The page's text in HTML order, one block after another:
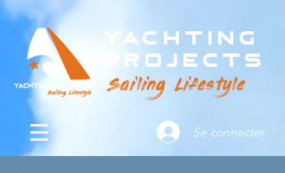
Yachting
Projects
Sailing Lifestyle
Se connecter